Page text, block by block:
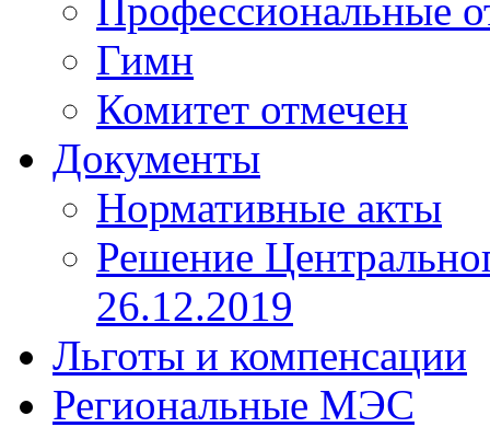
Профессиональные
Гимн
Комитет отмечен
Документы
Нормативные акты
Решение
26.12.2019
Льготы и компенсации
Региональные МЭС